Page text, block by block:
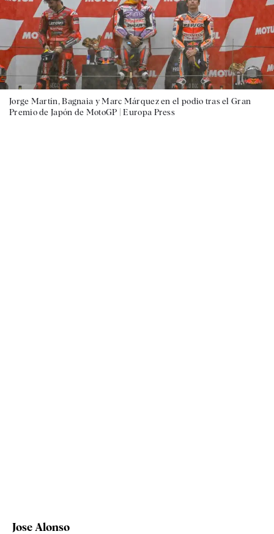
Jorge Martín, Bagnaia y Marc Márquez en el podio tras el Gran
Premio de Japón de MotoGP |Europa Press
Jose Alonso